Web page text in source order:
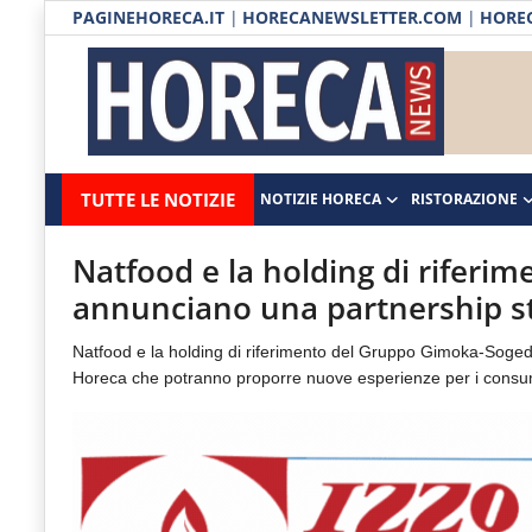
PAGINEHORECA.IT | HORECANEWSLETTER.COM |
Horecanews.it
-
Notizie
Horeca
Il
portale
del
del
TUTTE LE NOTIZIE NOTIZIE HORECA RISTORAZIONE
Notizie HORECA
Ristorazione
Ospitalità
Distribuzione
Prodotti | Dispensa Horeca
RUBRICHE
Natfood e la holding di
annunciano una partnership
Natfood e la holding di riferimento del Gruppo Gimoka-
Horeca che potranno proporre nuove esperienze per i